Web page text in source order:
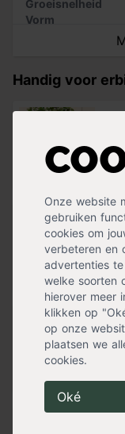
Onze website
gebruiken
cookies om
verbeteren en
advertenties
welke soorten
hierover meer
klikken op
op onze
plaatsen we
cookies.
Oké
Blad: frisgroen,
Bloeiperiode: april/
Vrucht:
Oorsprong:
slechts een
kunnen geen
Groeisnelheid
Vorm
Herfstverkleuring
Handig voor
h